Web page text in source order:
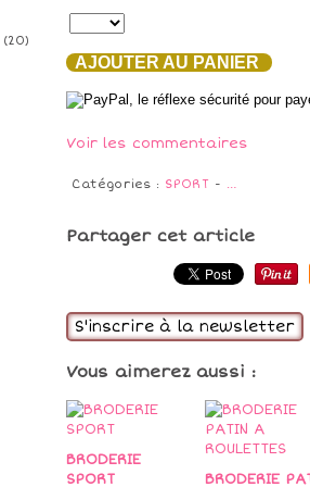
(20)
AJOUTER AU PANIER
Voir les commentaires
Catégories : SPORT - …
Partager cet article
S'inscrire à la newsletter
Vous aimerez aussi :
BRODERIE
SPORT
BRODERIE